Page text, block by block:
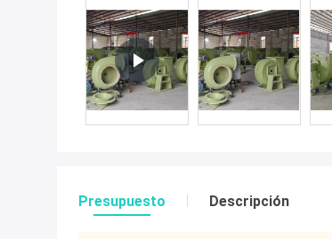
Presupuesto Descripción